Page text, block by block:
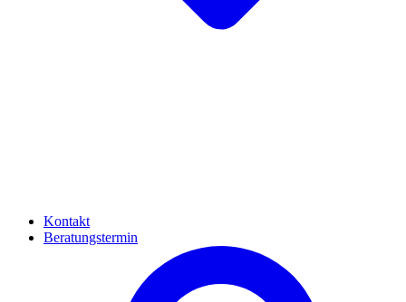
Kontakt
Beratungstermin